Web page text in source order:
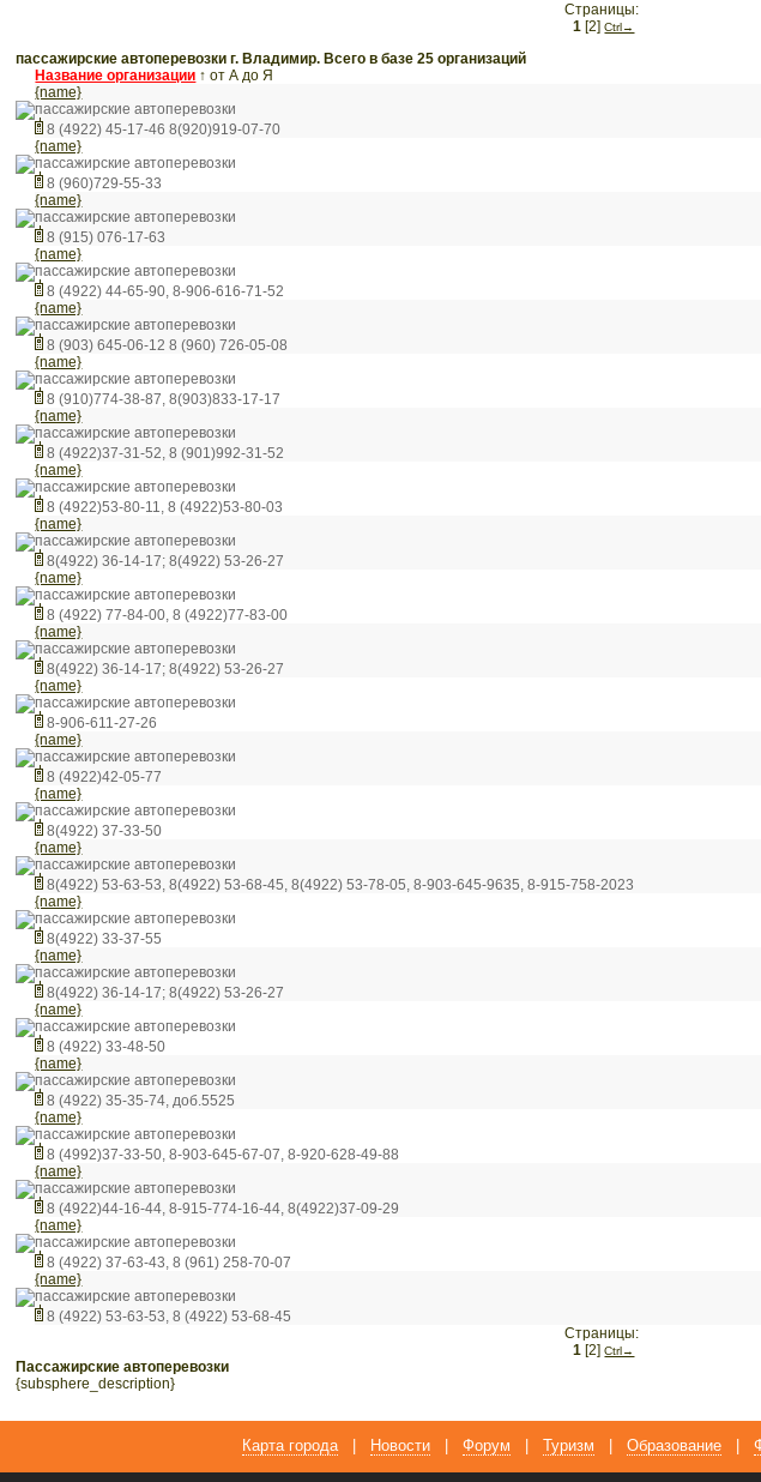
Страницы:
1 [2] Сtrl→
пассажирские автоперевозки г. Владимир. Всего в базе 25 организаций
Название организации ↑ от А до Я
{name}
пассажирские автоперевозки
8 (4922) 45-17-46 8(920)919-07-70
{name}
пассажирские автоперевозки
8 (960)729-55-33
{name}
пассажирские автоперевозки
8 (915) 076-17-63
{name}
пассажирские автоперевозки
8 (4922) 44-65-90, 8-906-616-71-52
{name}
пассажирские автоперевозки
8 (903) 645-06-12 8 (960) 726-05-08
{name}
пассажирские автоперевозки
8 (910)774-38-87, 8(903)833-17-17
{name}
пассажирские автоперевозки
8 (4922)37-31-52, 8 (901)992-31-52
{name}
пассажирские автоперевозки
8 (4922)53-80-11, 8 (4922)53-80-03
{name}
пассажирские автоперевозки
8(4922) 36-14-17; 8(4922) 53-26-27
{name}
пассажирские автоперевозки
8 (4922) 77-84-00, 8 (4922)77-83-00
{name}
пассажирские автоперевозки
8(4922) 36-14-17; 8(4922) 53-26-27
{name}
пассажирские автоперевозки
8-906-611-27-26
{name}
пассажирские автоперевозки
8 (4922)42-05-77
{name}
пассажирские автоперевозки
8(4922) 37-33-50
{name}
пассажирские автоперевозки
8(4922) 53-63-53, 8(4922) 53-68-45, 8(4922) 53-78-05, 8-903-645-9635, 8-915-758-2023
{name}
пассажирские автоперевозки
8(4922) 33-37-55
{name}
пассажирские автоперевозки
8(4922) 36-14-17; 8(4922) 53-26-27
{name}
пассажирские автоперевозки
8 (4922) 33-48-50
{name}
пассажирские автоперевозки
8 (4922) 35-35-74, доб.5525
{name}
пассажирские автоперевозки
8 (4992)37-33-50, 8-903-645-67-07, 8-920-628-49-88
{name}
пассажирские автоперевозки
8 (4922)44-16-44, 8-915-774-16-44, 8(4922)37-09-29
{name}
пассажирские автоперевозки
8 (4922) 37-63-43, 8 (961) 258-70-07
{name}
пассажирские автоперевозки
8 (4922) 53-63-53, 8 (4922) 53-68-45
Страницы:
1 [2] Сtrl→
пассажирские автоперевозки
{subsphere_description}
Карта города Новости Форум Туризм Образование